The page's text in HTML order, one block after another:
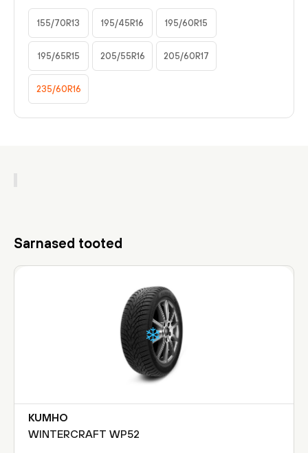
155/70R13 195/45R16 195/60R15
195/65R15 205/55R16 205/60R17
235/60R16
Sarnased tooted
KUMHO
WINTERCRAFT WP52